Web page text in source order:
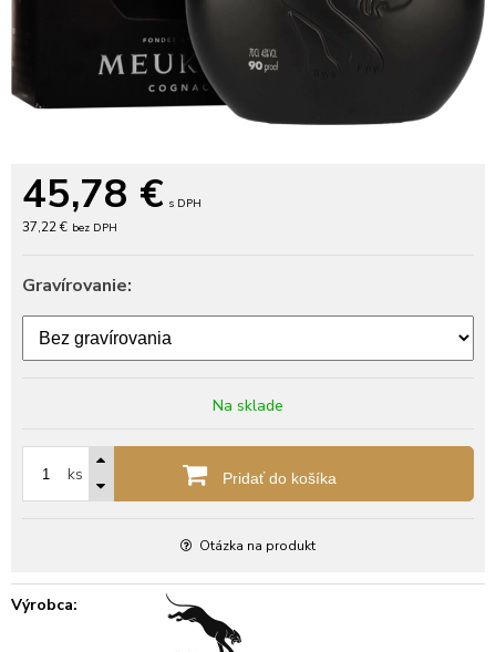
45,78 € s DPH
37,22 € bez DPH
Gravírovanie:
Na sklade
ks Pridať do košíka
Otázka na produkt
Výrobca: